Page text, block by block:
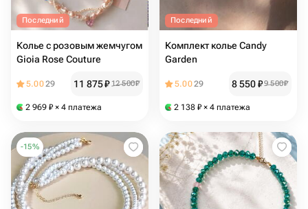
Последний
Колье с розовым жемчугом
Gioia Rose Couture
5.0029 11 875₽ 12 500₽
2 969 ₽ × 4 платежа
Последний
Комплект колье Candy
Garden
5.0029 8 550₽9 500₽
2 138 ₽ × 4 платежа
-15%